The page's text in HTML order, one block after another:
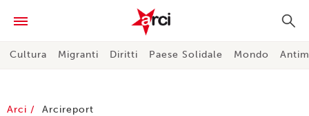
Cultura Migranti Diritti Paese Solidale Mondo
Arci Arcireport